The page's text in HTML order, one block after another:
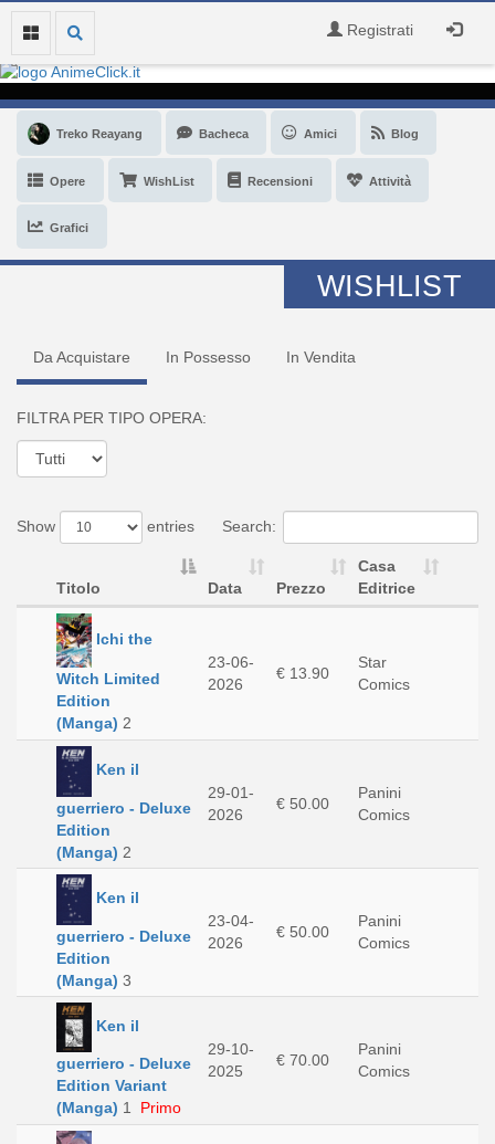
Registrati
Treko Reayang Bacheca Amici Blog
Opere WishList Recensioni Attività
Grafici
WISHLIST
Da Acquistare In Possesso In Vendita
FILTRA PER TIPO OPERA:
Show entries Search:
Titolo Data Prezzo
Casa
Editrice
Ichi the
Witch Limited
Edition
(Manga) 2
23-06-
2026
€ 13.90
Star
Comics
Ken il
guerriero - Deluxe
Edition
(Manga) 2
29-01-
2026
€ 50.00
Panini
Comics
Ken il
guerriero - Deluxe
Edition
(Manga) 3
23-04-
2026
€ 50.00
Panini
Comics
Ken il
guerriero - Deluxe
Edition Variant
(Manga) 1 Primo
29-10-
2025
€ 70.00
Panini
Comics